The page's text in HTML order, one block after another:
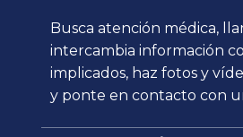
Busca atención médica,
intercambia información
implicados, haz fotos y
y ponte en contacto con